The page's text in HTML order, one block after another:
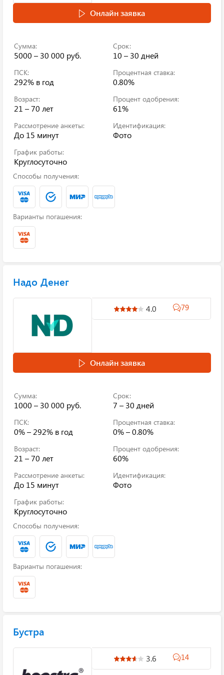
Онлайн заявка
Сумма:
5000 – 30 000 руб.
Срок:
10 – 30 дней
ПСК:
292% в год
Процентная ставка:
0.80%
Возраст:
21 – 70 лет
Процент одобрения:
61%
Рассмотрение анкеты:
До 15 минут
Идентификация:
Фото
График работы:
Круглосуточно
Способы получения:
Варианты погашения:
Надо Денег
4.0 79
Онлайн заявка
Сумма:
1000 – 30 000 руб.
Срок:
7 – 30 дней
ПСК:
0% – 292% в год
Процентная ставка:
0% – 0.80%
Возраст:
21 – 70 лет
Процент одобрения:
60%
Рассмотрение анкеты:
До 15 минут
Идентификация:
Фото
График работы:
Круглосуточно
Способы получения:
Варианты погашения:
Бустра
3.6 14